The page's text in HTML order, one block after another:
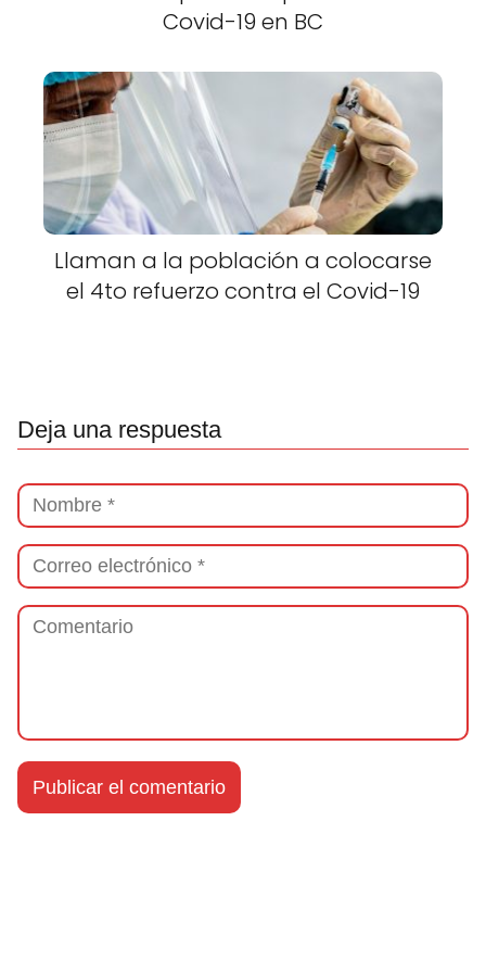
Covid-19 en BC
Llaman a la población a colocarse
el 4to refuerzo contra el Covid-19
Deja una respuesta